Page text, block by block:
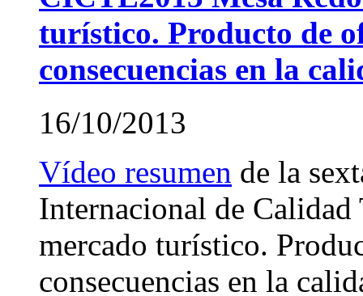
turístico. Producto de
consecuencias en la
16/10/2013
Vídeo resumen de la
Internacional de
mercado turístico.
consecuencias en la